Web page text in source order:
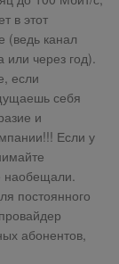
в этот
(ведь канал
или через год).
если
себя
и
Если у
наобещали.
постоянного
абонентов,